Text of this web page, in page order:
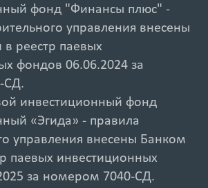
фонд "Финансы плюс" -
управления внесены
реестр паевых
фондов 06.06.2024 за
СД.
инвестиционный фонд
«Эгида» - правила
управления внесены Банком
паевых инвестиционных
за номером 7040-СД.